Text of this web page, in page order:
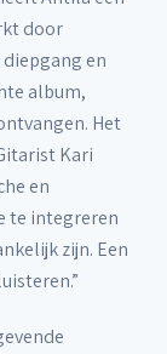
door
en
album,
Het
Kari
en
te integreren
zijn. Een